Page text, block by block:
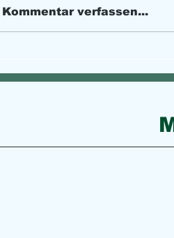
zum Einrichten
Kommentar verfassen...